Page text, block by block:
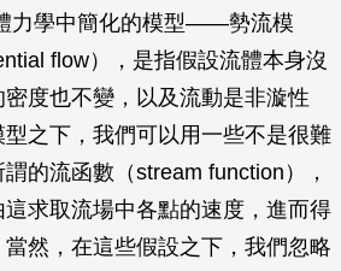
力學中簡化的模型——勢流模
flow），是指假設流體本身沒
度也不變，以及流動是非漩性
之下，我們可以用一些不是很難
的流函數（stream function），
求取流場中各點的速度，進而得
然，在這些假設之下，我們忽略